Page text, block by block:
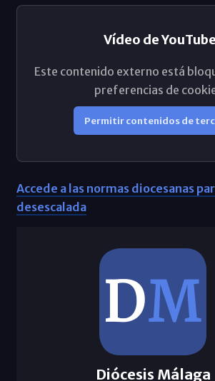
Vídeo de YouTube
Este contenido externo está
preferencias de
Permitir contenidos de
Accede a las normas diocesanas
desescalada
Diócesis Málaga